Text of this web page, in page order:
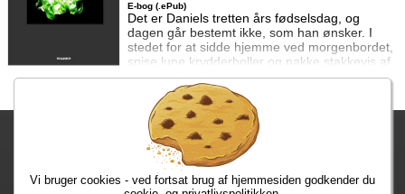
Det er Daniels tretten års fødselsdag, og
dagen går bestemt ikke, som han ønsker. I
stedet for at sidde hjemme ved morgenbordet,
spise lune krydderboller og pakke stakkevis af
gaver op, kører han og hans familie langt ud
på landet til afdøde onkel Timms hus.Det har
onkel Timm i sit testamente bestemt, at de
skulle.Til alles overraskelse har onkel Timm,
uden nogensinde at have mødt Daniel, også
testamenteret noget helt usædvanligt til ha
E-bog (.ePub)
Fragtgebyret er DKK 59,95 • Fragtgebyret bortfalder ved køb over
DKK 299,00
Bestiller du inden kl. 13:00 har du dine varer på mandag!
Vi bruger cookies - ved fortsat brug af hjemmesiden godkender du